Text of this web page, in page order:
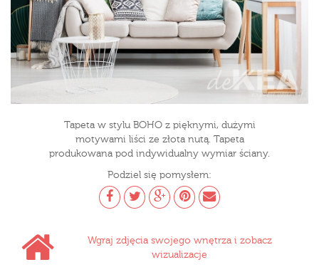
Tapeta w stylu BOHO z pięknymi, dużymi
motywami liści ze złota nutą. Tapeta
produkowana pod indywidualny wymiar ściany.
Podziel się pomysłem:
Wgraj zdjęcia swojego wnętrza i zobacz
wizualizacje